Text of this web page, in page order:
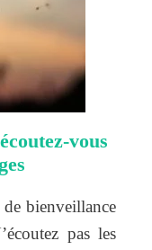
vous
bienveillance
pas les